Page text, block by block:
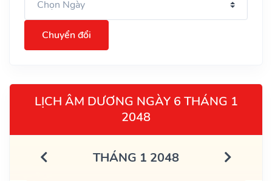
Chuyển đổi
LỊCH ÂM DƯƠNG NGÀY 6 THÁNG 1
2048
THÁNG 1 2048